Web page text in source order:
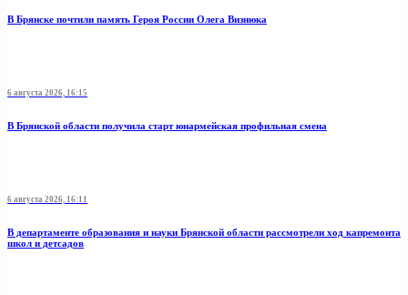
В Брянске почтили память Героя России Олега Визнюка
6 августа 2026, 16:15
В Брянской области получила старт юнармейская профильная смена
6 августа 2026, 16:11
В департаменте образования и науки Брянской области рассмотрели ход капремонта
школ и детсадов